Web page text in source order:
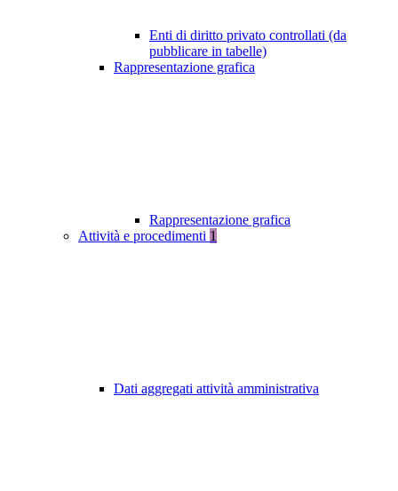
Enti di diritto privato controllati (da
pubblicare in tabelle)
Rappresentazione grafica
Rappresentazione grafica
Attività e procedimenti 1
Dati aggregati attività amministrativa